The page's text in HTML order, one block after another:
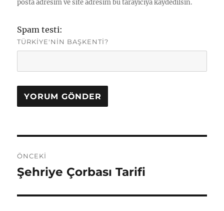
posta adresim ve site adresim bu tarayıcıya kaydedilsin.
Spam testi:
TÜRKIYE'NIN BAŞKENTI?
gezinmesi
ÖNCEKI
Önceki
Şehriye Çorbası Tarifi